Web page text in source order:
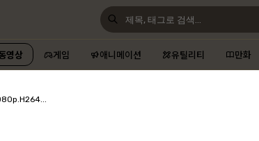
영상 게임 애니메이션 유틸리티 만화